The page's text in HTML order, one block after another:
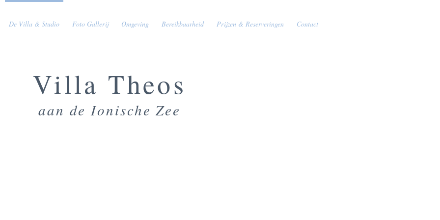
De Villa & Studio Foto Gallerij Omgeving Bereikbaarheid Prijzen & Reserveringen Contact
Villa Theos
aan de Ionische Zee